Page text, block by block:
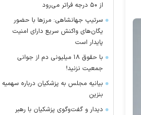
از ۵۰ درجه فراتر می‌رود
سرتیپ جهانشاهی: مرز‌ها با حضور
یگان‌های واکنش سریع دارای امنیت
پایدار است
با حقوق ۱۸ میلیونی دم از جوانی
جمعیت نزنید!
بیانیه مجلس به پزشکیان درباره سهمیه
بنزین
دیدار و گفت‌وگوی پزشکیان با رهبر